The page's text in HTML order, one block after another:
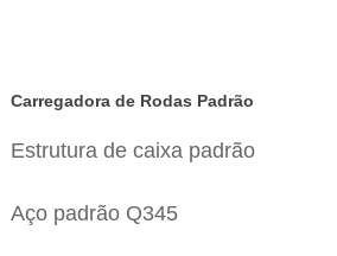
Carregadora de Rodas Padrão
Estrutura de caixa padrão
Aço padrão Q345